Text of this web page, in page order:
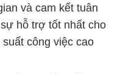
và cam kết tuân
hỗ trợ tốt nhất cho
công việc cao